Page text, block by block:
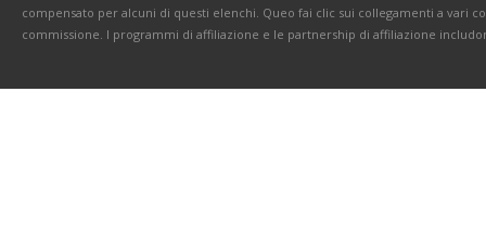
compensato per alcuni di questi elenchi. Queo fai clic sui collegamenti a vari
commissione. I programmi di affiliazione e le partnership di affiliazione